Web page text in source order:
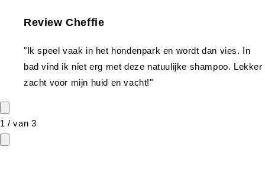
Review Cheffie
"Ik speel vaak in het hondenpark en wordt dan vies. In
bad vind ik niet erg met deze natuulijke shampoo. Lekker
zacht voor mijn huid en vacht!"
1 /van 3